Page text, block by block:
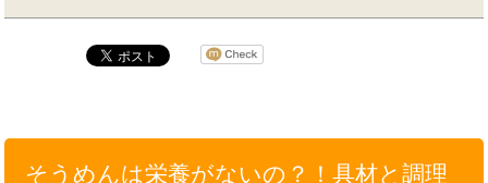
そうめんは栄養がないの？！具材と調理